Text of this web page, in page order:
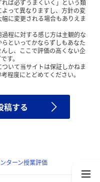
ば必ずうまくいく」という類
って異なりますし、方針の変
に変更される場合もありえま
程に対する感じ方は主観的な
といってかならずしもあなた
し、ここで評価の高くない企
す。
いて当サイトは保証しかねま
程度にとどめてください。
稿する
ターン授業評価